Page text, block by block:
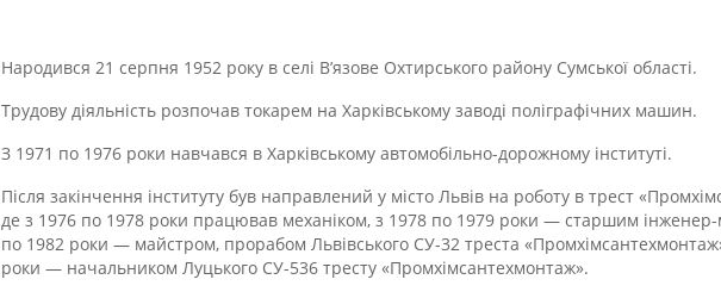
Народився 21 серпня 1952 року в селі В’язове Охтирського району Сумської області.
Трудову діяльність розпочав токарем на Харківському заводі поліграфічних машин.
З 1971 по 1976 роки навчався в Харківському автомобільно-дорожному інституті.
Після закінчення інституту був направлений у місто Львів на роботу в трест
де з 1976 по 1978 роки працював механіком, з 1978 по 1979 роки — старшим
по 1982 роки — майстром, прорабом Львівського СУ-32 треста
роки — начальником Луцького СУ-536 тресту «Промхімсантехмонтаж».